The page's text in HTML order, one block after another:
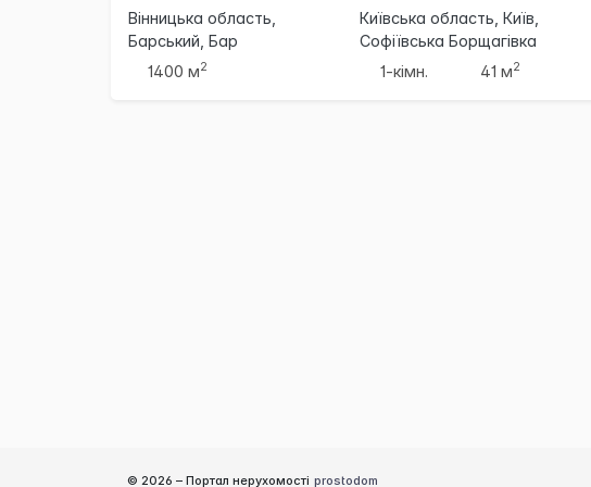
Вінницька область,
Барський, Бар
1400 м2
Київська область, Київ,
Софіївська Борщагівка
1-кімн.
41 м2
© 2026 – Портал нерухомості prostodom